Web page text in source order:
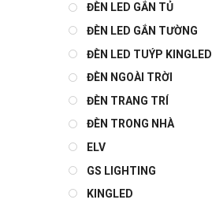
ĐÈN LED GẮN TỦ
ĐÈN LED GẮN TƯỜNG
ĐÈN LED TUÝP KINGLED
ĐÈN NGOÀI TRỜI
ĐÈN TRANG TRÍ
ĐÈN TRONG NHÀ
ELV
GS LIGHTING
KINGLED